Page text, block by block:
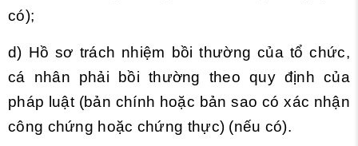
có);
d) Hồ sơ trách nhiệm bồi thường của tổ chức,
cá nhân phải bồi thường theo quy định của
pháp luật (bản chính hoặc bản sao có xác nhận
công chứng hoặc chứng thực) (nếu có).